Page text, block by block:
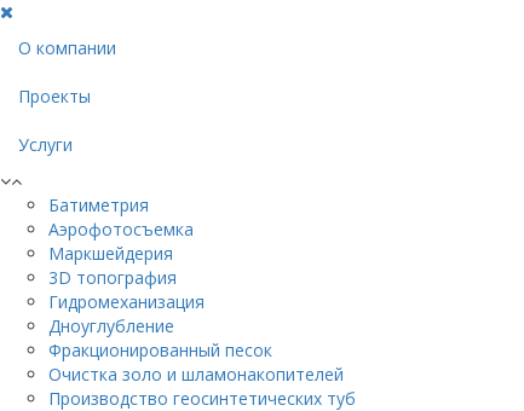
О компании
Проекты
Услуги
Батиметрия
Аэрофотосъемка
Маркшейдерия
3D топография
Гидромеханизация
Дноуглубление
Фракционированный песок
Очистка золо и шламонакопителей
Производство геосинтетических туб